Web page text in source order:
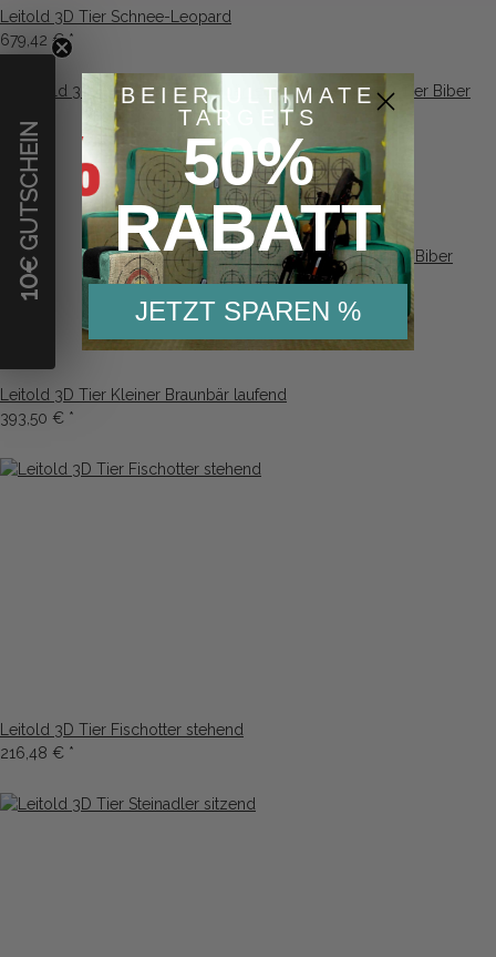
Leitold 3D Tier Schnee-Leopard
679,42 €*
Leitold 3D Tier Kleiner Braunbär laufend
393,50 € *
Leitold 3D Tier Biber
292,74 €*
Leitold 3D Tier Fischotter stehend
216,48 € *
10
€ GUTSCHEIN
BEIER ULTIMATE
TARGETS
50%
RABATT
JETZT SPAREN %